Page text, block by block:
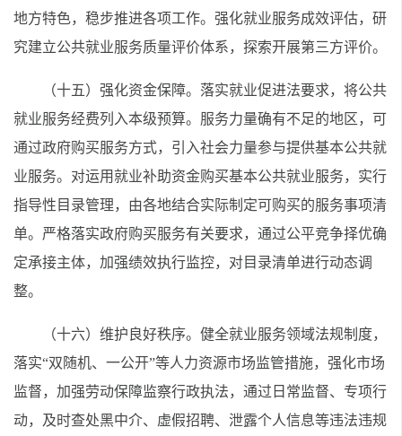
地方特色，稳步推进各项工作。强化就业服务成效评估，研
究建立公共就业服务质量评价体系，探索开展第三方评价。
（十五）强化资金保障。落实就业促进法要求，将公共
就业服务经费列入本级预算。服务力量确有不足的地区，可
通过政府购买服务方式，引入社会力量参与提供基本公共就
业服务。对运用就业补助资金购买基本公共就业服务，实行
指导性目录管理，由各地结合实际制定可购买的服务事项清
单。严格落实政府购买服务有关要求，通过公平竞争择优确
定承接主体，加强绩效执行监控，对目录清单进行动态调
整。
（十六）维护良好秩序。健全就业服务领域法规制度，
落实“双随机、一公开”等人力资源市场监管措施，强化市场
监督，加强劳动保障监察行政执法，通过日常监督、专项行
动，及时查处黑中介、虚假招聘、泄露个人信息等违法违规